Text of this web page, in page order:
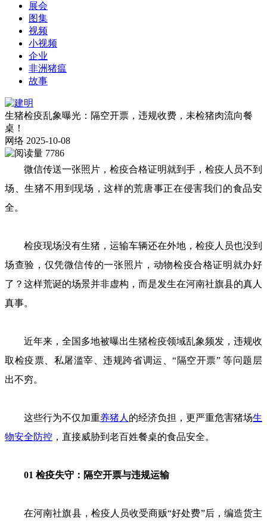
展会
图集
视频
小视频
企业
非洲猪瘟
故事
生猪检疫乱象曝光：隔空开票，违规收费，未检猪肉流向餐
桌！
网络 2025-10-08
7786
微信传送一张照片，检疫合格证明就到手，检疫人员不到
场、生猪不用到现场，这样的荒唐事正在侵害我们的食品安
全。
检疫现场没有生猪，运输车辆还在外地，检疫人员也没到
场查验，仅凭微信传的一张照片，动物检疫合格证明就办好
了？这样荒诞的场景并非虚构，而是发生在河南社旗县的真人
真事。
近年来，全国多地被曝出生猪检疫领域乱象频发，违规收
取检疫票、私屠滥宰、违规跨省调运、“隔空开票” 等问题层
出不穷。
这些行为不仅加重养猪人 的经济负担，更严重危害猪场生
物安全防控 ，直接威胁到老百姓餐桌的食品安全。
01 检疫失守：隔空开票与违规运输
在河南社旗县，检疫人员收受商贩“好处费”后，编造货主